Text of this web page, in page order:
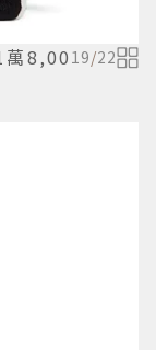
8,00 19/22